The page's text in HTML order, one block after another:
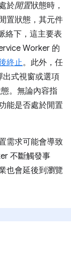
於閒置狀態時，
置狀態，其元件
絡下，這主要表
Worker 的
終止。此外，任
出式視窗或選項
。無論內容指
能是否處於閒置
需求可能會導致
不斷觸發事
也會延後到瀏覽